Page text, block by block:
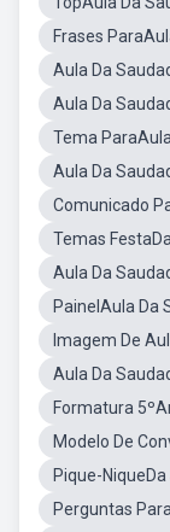
Frases
Aula Da
Aula Da
Tema
Aula Da
Comunicado
Temas
Aula Da
PainelAula Da
Imagem De
Aula Da
Formatura
Modelo De
Pique-
Perguntas